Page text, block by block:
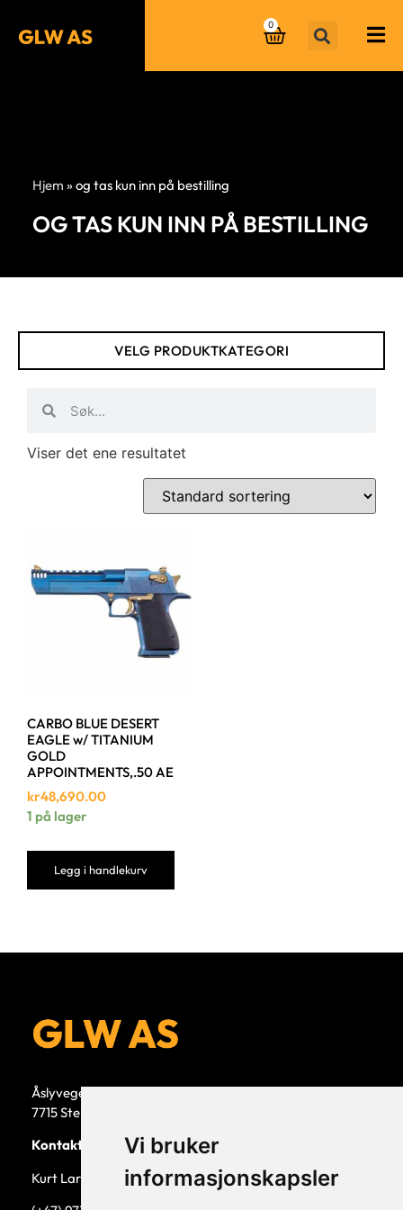
Vi bruker
informasjonskapsler
0
Hjem »og tas kun inn på bestilling
OG TAS KUN INN PÅ BESTILLING
VELG PRODUKTKATEGORI
Viser det ene resultatet
CARBO BLUE DESERT
EAGLE w/ TITANIUM
GOLD
APPOINTMENTS,.50 AE
kr48,690.00
1 på lager
Legg i handlekurv
Åslyvegen 5b
7715 Steinkjer
Kontaktperson
Kurt Larsen, daglig leder.